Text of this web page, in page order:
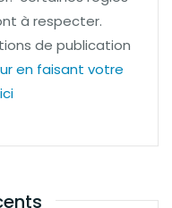
à respecter.
de publication
en faisant votre